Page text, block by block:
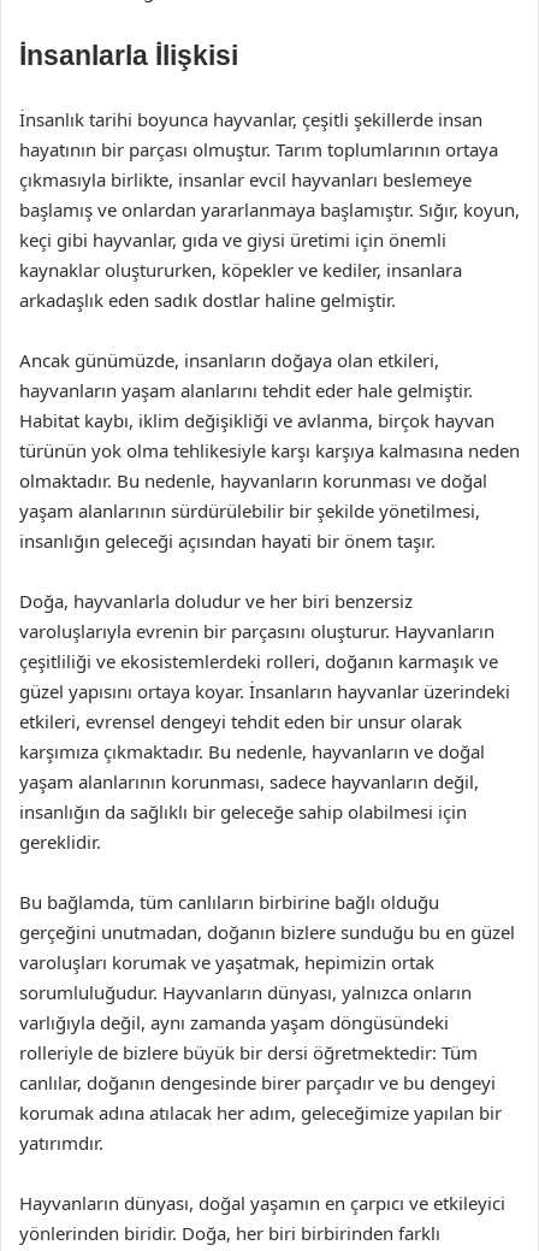
İnsanlarla İlişkisi
İnsanlık tarihi boyunca hayvanlar, çeşitli şekillerde insan
hayatının bir parçası olmuştur. Tarım toplumlarının ortaya
çıkmasıyla birlikte, insanlar evcil hayvanları beslemeye
başlamış ve onlardan yararlanmaya başlamıştır. Sığır, koyun,
keçi gibi hayvanlar, gıda ve giysi üretimi için önemli
kaynaklar oluştururken, köpekler ve kediler, insanlara
arkadaşlık eden sadık dostlar haline gelmiştir.
Ancak günümüzde, insanların doğaya olan etkileri,
hayvanların yaşam alanlarını tehdit eder hale gelmiştir.
Habitat kaybı, iklim değişikliği ve avlanma, birçok hayvan
türünün yok olma tehlikesiyle karşı karşıya kalmasına neden
olmaktadır. Bu nedenle, hayvanların korunması ve doğal
yaşam alanlarının sürdürülebilir bir şekilde yönetilmesi,
insanlığın geleceği açısından hayati bir önem taşır.
Doğa, hayvanlarla doludur ve her biri benzersiz
varoluşlarıyla evrenin bir parçasını oluşturur. Hayvanların
çeşitliliği ve ekosistemlerdeki rolleri, doğanın karmaşık ve
güzel yapısını ortaya koyar. İnsanların hayvanlar üzerindeki
etkileri, evrensel dengeyi tehdit eden bir unsur olarak
karşımıza çıkmaktadır. Bu nedenle, hayvanların ve doğal
yaşam alanlarının korunması, sadece hayvanların değil,
insanlığın da sağlıklı bir geleceğe sahip olabilmesi için
gereklidir.
Bu bağlamda, tüm canlıların birbirine bağlı olduğu
gerçeğini unutmadan, doğanın bizlere sunduğu bu en güzel
varoluşları korumak ve yaşatmak, hepimizin ortak
sorumluluğudur. Hayvanların dünyası, yalnızca onların
varlığıyla değil, aynı zamanda yaşam döngüsündeki
rolleriyle de bizlere büyük bir dersi öğretmektedir: Tüm
canlılar, doğanın dengesinde birer parçadır ve bu dengeyi
korumak adına atılacak her adım, geleceğimize yapılan bir
yatırımdır.
Hayvanların dünyası, doğal yaşamın en çarpıcı ve etkileyici
yönlerinden biridir. Doğa, her biri birbirinden farklı